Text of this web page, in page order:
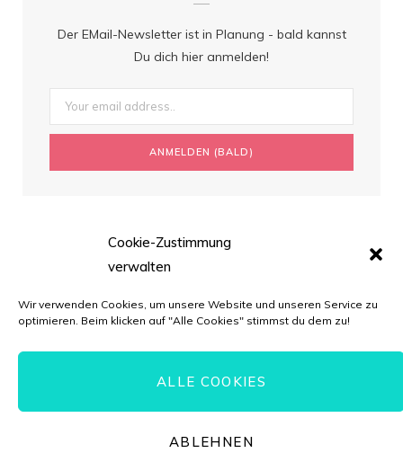
Cookie-Zustimmung
verwalten
Wir verwenden Cookies, um unsere Website und unseren Service zu
optimieren. Beim klicken auf "Alle Cookies" stimmst du dem zu!
ALLE COOKIES
ABLEHNEN
Der EMail-Newsletter ist in Planung - bald kannst
Du dich hier anmelden!